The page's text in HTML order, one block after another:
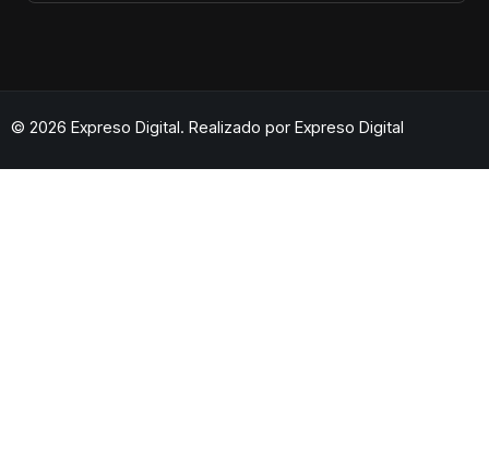
© 2026 Expreso Digital. Realizado por Expreso Digital